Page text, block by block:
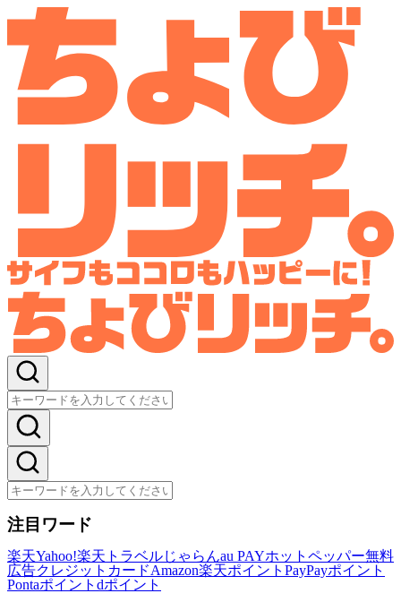
注目ワード
楽天Yahoo!楽天トラベルじゃらんau PAYホットペッパー無料
広告クレジットカードAmazon楽天ポイント PayPayポイント
Pontaポイント dポイント